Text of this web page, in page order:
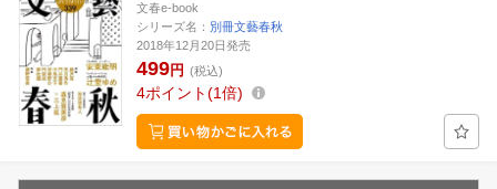
文春e-book
シリーズ名： 別冊文藝春秋
2018年12月20日発売
499円 (税込)
4ポイント 1倍